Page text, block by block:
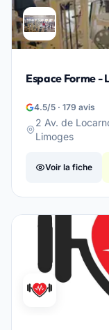
Espace Forme -
4.5/5 · 179 avis
2 Av. de
Limoges
Voir la fiche